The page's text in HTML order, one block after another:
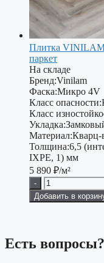
Плитка VINILAM
паркет
На складе
Бренд:Vinilam
Фаска:Микро 4V
Класс опасности:
Класс
Укладка:
Материал:Кварц-
Толщина:6,5
IXPE, 1) мм
5 890 ₽/м²
-
Добавить в
Есть вопросы?